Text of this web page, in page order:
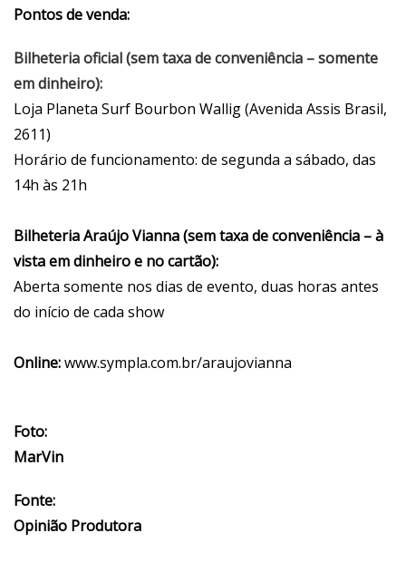
Pontos de venda:
Bilheteria oficial (sem taxa de conveniência – somente
em dinheiro):
Loja Planeta Surf Bourbon Wallig (Avenida Assis Brasil,
2611)
Horário de funcionamento: de segunda a sábado, das
14h às 21h
Bilheteria Araújo Vianna (sem taxa de conveniência – à
vista em dinheiro e no cartão):
Aberta somente nos dias de evento, duas horas antes
do início de cada show
Online:www.sympla.com.br/araujovianna
Foto:
MarVin
Fonte:
Opinião Produtora